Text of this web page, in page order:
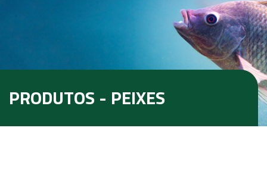
PRODUTOS - PEIXES